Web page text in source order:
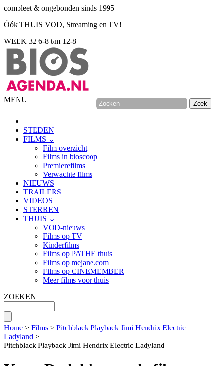
compleet & ongebonden sinds 1995
Óók THUIS VOD, Streaming en TV!
WEEK 32 6-8 t/m 12-8
MENU
STEDEN
FILMS ⌄
Film overzicht
Films in bioscoop
Premierefilms
Verwachte films
NIEUWS
TRAILERS
VIDEOS
STERREN
THUIS ⌄
VOD-nieuws
Films op TV
Kinderfilms
Films op PATHE thuis
Films op mejane.com
Films op CINEMEMBER
Meer films voor thuis
ZOEKEN
Home > Films > Pitchblack Playback Jimi Hendrix Electric
Ladyland >
Pitchblack Playback Jimi Hendrix Electric Ladyland